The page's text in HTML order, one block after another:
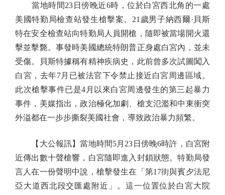
當地時間23日傍晚近6時，位於白宮西北角的一處
美國特勤局檢查站發生槍擊案。21歲男子納西爾·貝斯
特在安全檢查站向特勤局人員開槍，隨即被當場開火還
擊並擊斃。事發時美國總統特朗普正身處白宮內，並未
受傷。貝斯特據稱有精神疾病史，此前曾多次試圖闖入
白宮，去年7月已被法官下令禁止接近白宮周邊區域。
此次槍擊事件已是4月以來白宮周邊發生的第三起暴力
事件，美媒指出，政治極化加劇、槍支氾濫和中東衝突
外溢都在一步步撕裂美國社會，導致政治暴力頻繁。
【大公報訊】當地時間5月23日傍晚6時許，白宮附
近傳出數十聲槍響，白宮隨即進入封鎖狀態。特勤局發
言人在一份聲明中說，槍擊發生在「第17街與賓夕法尼
亞大道西北段交匯處附近」。這一位置位於白宮大院